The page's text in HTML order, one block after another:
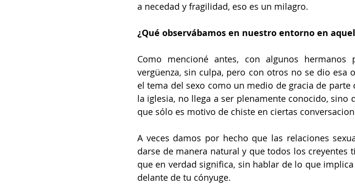
a necedad y fragilidad, eso es un milagro.
¿Qué observábamos en nuestro entorno en
Como mencioné antes, con algunos
vergüenza, sin culpa, pero con otros no se dio esa
el tema del sexo como un medio de gracia de
la iglesia, no llega a ser plenamente conocido, sino
que sólo es motivo de chiste en ciertas
A veces damos por hecho que las relaciones
darse de manera natural y que todos los creyentes
que en verdad significa, sin hablar de lo que
delante de tu cónyuge.